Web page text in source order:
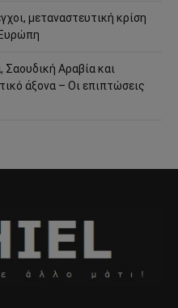
μεταναστευτική κρίση
Αραβία και
άξονα – Οι επιπτώσεις